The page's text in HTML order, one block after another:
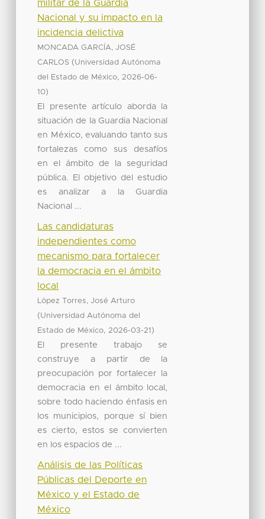
militar de la Guardia
Nacional y su impacto en la
incidencia delictiva
MONCADA GARCÍA, JOSÉ
CARLOS (Universidad Autónoma
del Estado de México, 2026-06-
10)
El presente artículo aborda la
situación de la Guardia Nacional
en México, evaluando tanto sus
fortalezas como sus desafíos
en el ámbito de la seguridad
pública. El objetivo del estudio
es analizar a la Guardia
Nacional ...
Las candidaturas
independientes como
mecanismo para fortalecer
la democracia en el ámbito
local
López Torres, José Arturo
(Universidad Autónoma del
Estado de México, 2026-03-21 )
El presente trabajo se
construye a partir de la
preocupación por fortalecer la
democracia en el ámbito local,
sobre todo haciendo énfasis en
los municipios, porque sí bien
es cierto, estos se convierten
en los espacios de ...
Análisis de las Políticas
Públicas del Deporte en
México y el Estado de
México